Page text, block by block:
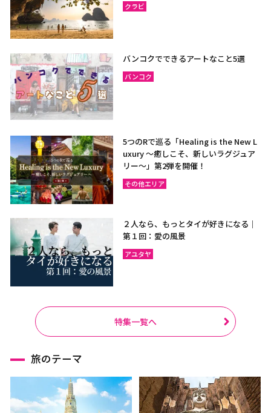
クラビ
バンコクでできるアートなこと5選
バンコク
5つのRで巡る「Healing is the New L
uxury ～癒しこそ、新しいラグジュア
リー〜」第2弾を開催！
その他エリア
２人なら、もっとタイが好きになる｜
第１回：愛の風景
アユタヤ
特集一覧へ
旅のテーマ